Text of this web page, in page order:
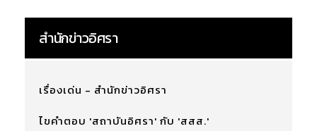
สำนักข่าวอิศรา
เรื่องเด่น - สำนักข่าวอิศรา
ไขคำตอบ 'สถาบันอิศรา' กับ 'สสส.'